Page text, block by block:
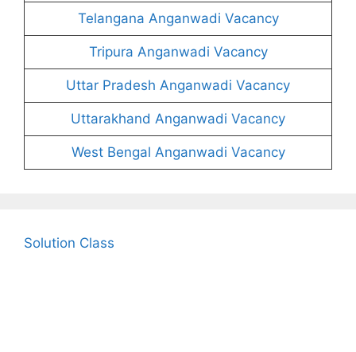
Telangana Anganwadi Vacancy
Tripura Anganwadi Vacancy
Uttar Pradesh Anganwadi Vacancy
Uttarakhand Anganwadi Vacancy
West Bengal Anganwadi Vacancy
Solution Class